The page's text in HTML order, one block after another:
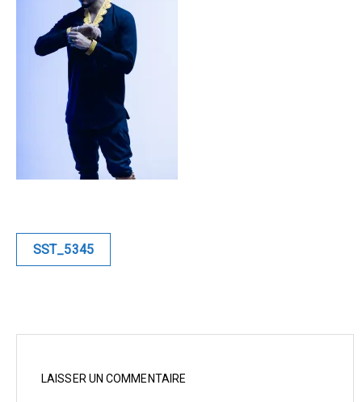
Blue
Equilibre
Renaissance
Afrofuturiste
Sunustreet
Fashion
Industrielle
Mariage
Navigation
SST_5345
LAISSER UN COMMENTAIRE